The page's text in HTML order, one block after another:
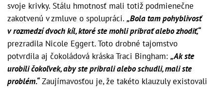
svoje krivky. Stálu hmotnosť mali totiž podmienečne
zakotvenú v zmluve o spolupráci. „Bola tam pohyblivosť
v rozmedzí dvoch kíl, ktoré ste mohli pribrať alebo zhodiť,“
prezradila Nicole Eggert. Toto drobné tajomstvo
potvrdila aj čokoládová kráska Traci Bingham: „Ak ste
urobili čokoľvek, aby ste pribrali alebo schudli, mali ste
problém.“Zaujímavosťou je, že takéto klauzuly existovali